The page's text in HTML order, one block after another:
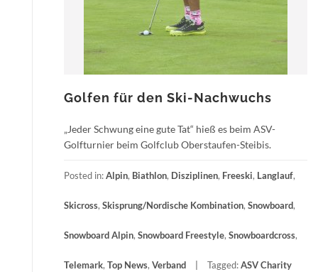
Golfen für den Ski-Nachwuchs
„Jeder Schwung eine gute Tat“ hieß es beim ASV-
Golfturnier beim Golfclub Oberstaufen-Steibis.
Posted in:Alpin, Biathlon, Disziplinen, Freeski, Langlauf,
Skicross, Skisprung/Nordische Kombination, Snowboard,
Snowboard Alpin, Snowboard Freestyle, Snowboardcross,
Telemark, Top News, Verband Tagged:ASV Charity